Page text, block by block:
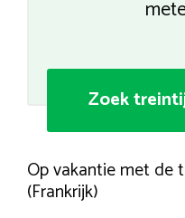
Zoek
Op vakantie met de
(Frankrijk)